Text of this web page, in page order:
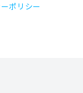
ポリシー